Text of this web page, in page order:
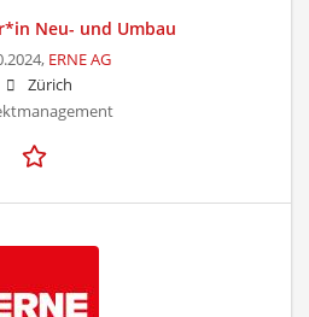
Neu- und Umbau
ERNE AG
Zürich